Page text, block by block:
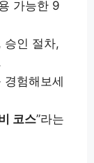
가능한 9
승인 절차,
험해보세
코스”라는